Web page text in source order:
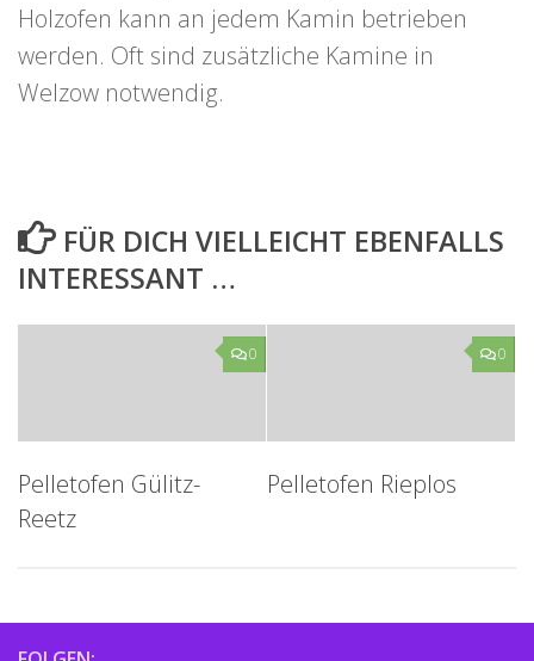
Holzofen kann an jedem Kamin betrieben
werden. Oft sind zusätzliche Kamine in
Welzow notwendig.
FÜR DICH VIELLEICHT EBENFALLS
INTERESSANT …
0
Pelletofen Gülitz-
Reetz
0
Pelletofen Rieplos